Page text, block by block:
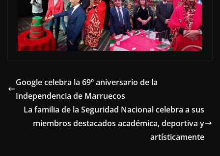
Google celebra la 69º aniversario de la
Independencia de Marruecos
La familia de la Seguridad Nacional celebra a sus
miembros destacados académica, deportiva y
artísticamente